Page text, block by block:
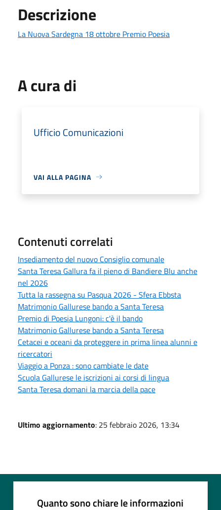
Descrizione
La Nuova Sardegna 18 ottobre Premio Poesia
A cura di
Ufficio Comunicazioni
VAI ALLA PAGINA
Contenuti correlati
Insediamento del nuovo Consiglio comunale
Santa Teresa Gallura fa il pieno di Bandiere Blu anche
nel 2026
Tutta la rassegna su Pasqua 2026 - Sfera Ebbsta
Matrimonio Gallurese bando a Santa Teresa
Premio di Poesia Lungoni: c'è il bando
Matrimonio Gallurese bando a Santa Teresa
Cetacei e oceani da proteggere in prima linea alunni e
ricercatori
Viaggio a Ponza : sono cambiate le date
Scuola Gallurese le iscrizioni ai corsi di lingua
Santa Teresa domani la marcia della pace
Ultimo aggiornamento: 25 febbraio 2026, 13:34
Quanto sono chiare le informazioni